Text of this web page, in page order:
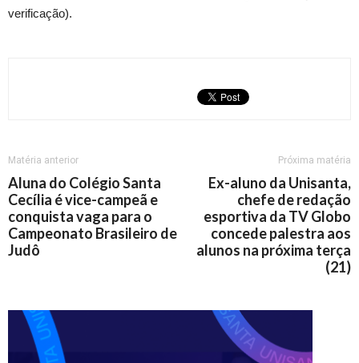
verificação).
Matéria anterior
Aluna do Colégio Santa
Cecília é vice-campeã e
conquista vaga para o
Campeonato Brasileiro de
Judô
Próxima matéria
Ex-aluno da Unisanta,
chefe de redação
esportiva da TV Globo
concede palestra aos
alunos na próxima terça
(21)